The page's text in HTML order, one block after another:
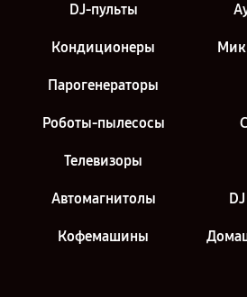
Ремонт телевизора Pioneer PDP-
DJ-пульты
Кондиционеры
Парогенераторы
Роботы-пылесосы
Телевизоры
Автомагнитолы
Кофемашины